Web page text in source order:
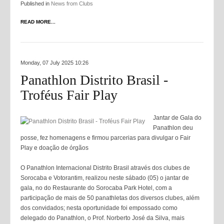
Published in News from Clubs
READ MORE...
Monday, 07 July 2025 10:26
Panathlon Distrito Brasil -
Troféus Fair Play
Jantar de Gala do
Panathlon deu
posse, fez homenagens e firmou parcerias para divulgar o Fair
Play e doação de órgãos
O Panathlon Internacional Distrito Brasil através dos clubes de
Sorocaba e Votorantim, realizou neste sábado (05) o jantar de
gala, no do Restaurante do Sorocaba Park Hotel, com a
participação de mais de 50 panathletas dos diversos clubes, além
dos convidados; nesta oportunidade foi empossado como
delegado do Panathlon, o Prof. Norberto José da Silva, mais